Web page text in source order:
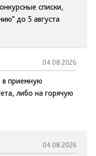
списки,
до 5 августа
04.08.2026
в приемную
либо на горячую
04.08.2026